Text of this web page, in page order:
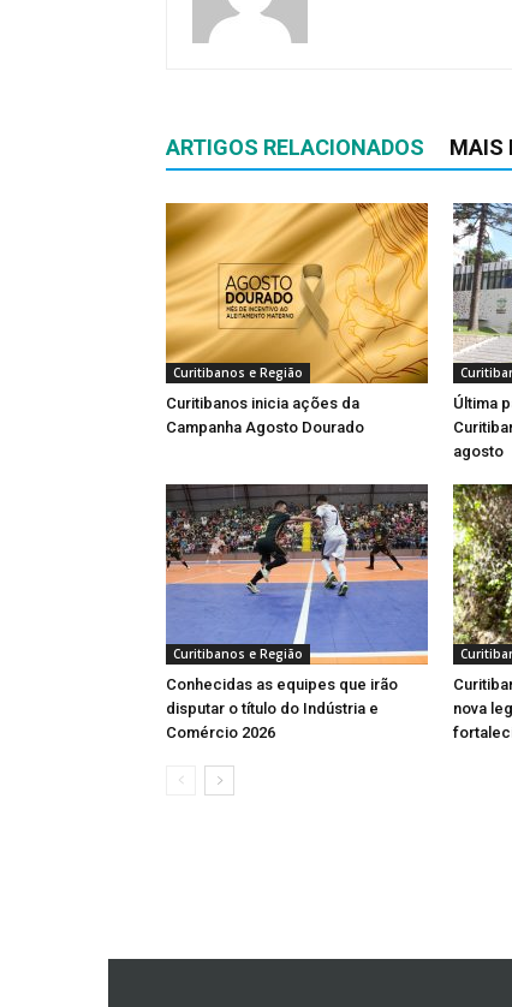
ARTIGOS RELACIONADOS MAIS
Curitibanos e Região
Curitibanos inicia ações da
Campanha Agosto Dourado
Última
agosto
Curitibanos e Região
Conhecidas as equipes que irão
disputar o título do Indústria e
Comércio 2026
nova